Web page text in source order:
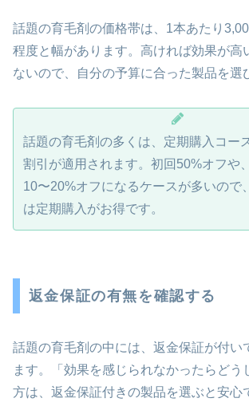
話題の育毛剤の価格帯は、1本あたり
程度と幅があります。高ければ効果が高
ないので、自分の予算に合った製品を選
話題の育毛剤の多くは、定期購入コー
割引が適用されます。初回50%オフや
10〜20%オフになるケースが多いので
は定期購入がお得です。
返金保証の有無を確認する
話題の育毛剤の中には、返金保証が付い
ます。「効果を感じられなかったらどう
方は、返金保証付きの製品を選ぶと安心